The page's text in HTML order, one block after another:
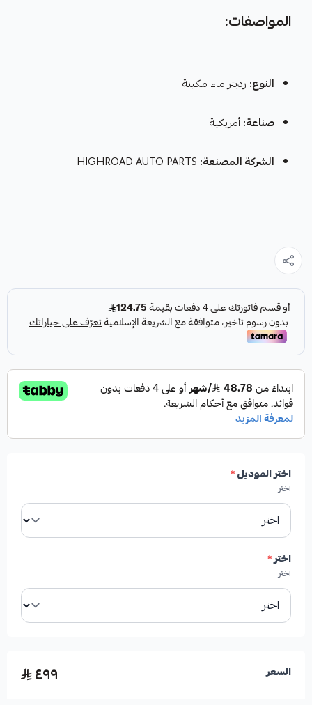
المواصفات:
النوع: رديتر ماء مكينة
صناعة:أمريكية
الشركة المصنعة:
اختر الموديل*
اختر
اختر*
اختر
السعر ٤٩٩